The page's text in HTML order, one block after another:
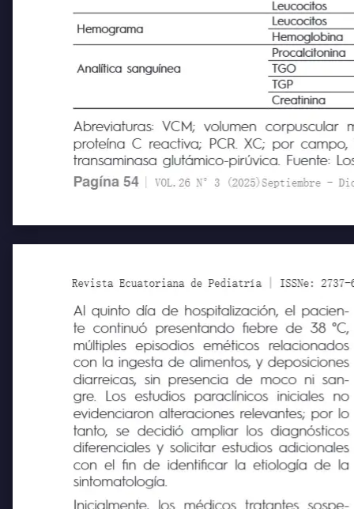
Pagína 54 | VOL.26 N°3 (2025)Septiembre -
Abreviaturas: VCM; volumen
corpuscular
proteína C reactiva; PCR. XC; por campo,
transaminasa glutámico-pirúvica. Fuente:
Leucocitos
Hemograma
Leucocitos
Hemoglobina
Analítica sanguínea
Procalcitonina
TGO
TGP
Creatinina
Al quinto día de hospitalización, el pacien-
te continuó presentando fiebre de 38
°C,
múltiples episodios eméticos
relacionados
con la ingesta de alimentos, y deposiciones
diarreicas, sin presencia de moco ni san-
gre. Los estudios paraclínicos iniciales no
evidenciaron alteraciones relevantes; por lo
tanto, se decidió ampliar los diagnósticos
diferenciales y solicitar estudios adicionales
con el fin de identificar la etiología de la
sintomatología.